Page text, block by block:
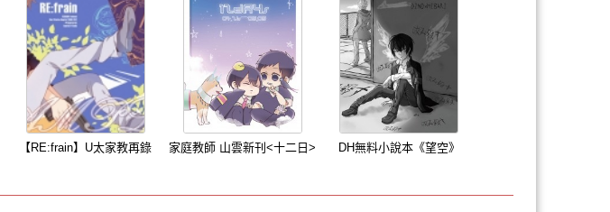
【RE:frain】U太家教再錄 家庭教師 山雲新刊<十二日> DH無料小說本《望空》